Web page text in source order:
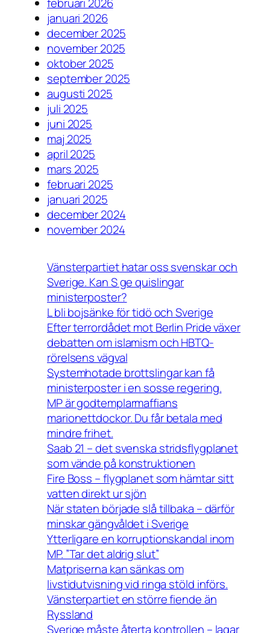
februari 2026
januari 2026
december 2025
november 2025
oktober 2025
september 2025
augusti 2025
juli 2025
juni 2025
maj 2025
april 2025
mars 2025
februari 2025
januari 2025
december 2024
november 2024
Vänsterpartiet hatar oss svenskar och
Sverige. Kan S ge quislingar
ministerposter?
L bli bojsänke för tidö och Sverige
Efter terrordådet mot Berlin Pride växer
debatten om islamism och HBTQ-
rörelsens vägval
Systemhotade brottslingar kan få
ministerposter i en sosse regering.
MP är godtemplarmaffians
marionettdockor. Du får betala med
mindre frihet.
Saab 21 – det svenska stridsflygplanet
som vände på konstruktionen
Fire Boss – flygplanet som hämtar sitt
vatten direkt ur sjön
När staten började slå tillbaka – därför
minskar gängvåldet i Sverige
Ytterligare en korruptionskandal inom
MP. ”Tar det aldrig slut”
Matpriserna kan sänkas om
livstidutvisning vid ringa stöld införs.
Vänsterpartiet en större fiende än
Ryssland
Sverige måste återta kontrollen – lagar